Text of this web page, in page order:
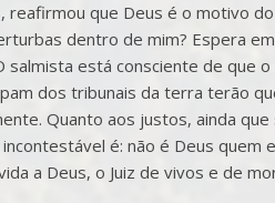
reafirmou que Deus é o motivo
dentro de mim? Espera
salmista está consciente de que
dos tribunais da terra terão
Quanto aos justos, ainda
é: não é Deus quem
a Deus, o Juiz de vivos e de